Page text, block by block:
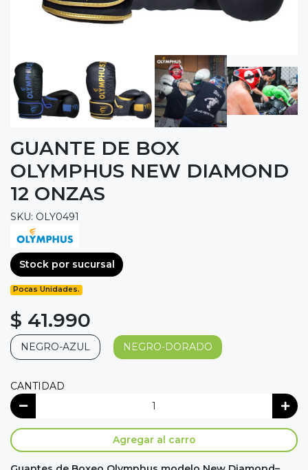
GUANTE DE BOX
OLYMPHUS NEW DIAMOND
12 ONZAS
SKU: OLY0491
Stock por sucursal
Pocas Unidades.
$ 41.990
NEGRO-AZUL NEGRO-DORADO
CANTIDAD
Agregar al carro